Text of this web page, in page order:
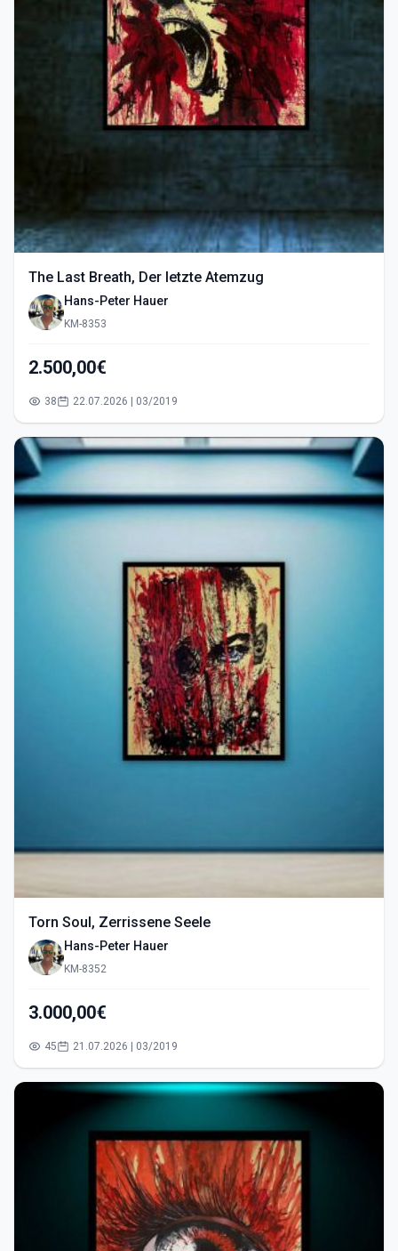
The Last Breath, Der letzte Atemzug
Hans-Peter Hauer
KM-8353
2.500,00€
38 22.07.2026 | 03/2019
Torn Soul, Zerrissene Seele
Hans-Peter Hauer
KM-8352
3.000,00€
45 21.07.2026 | 03/2019